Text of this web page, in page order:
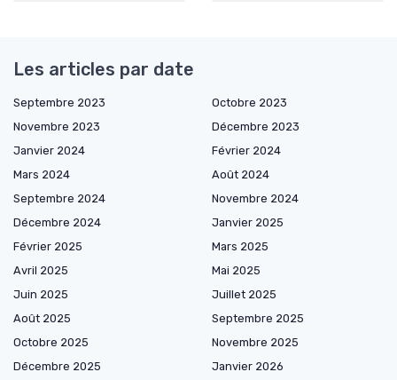
Les articles par date
Septembre 2023
Octobre 2023
Novembre 2023
Décembre 2023
Janvier 2024
Février 2024
Mars 2024
Août 2024
Septembre 2024
Novembre 2024
Décembre 2024
Janvier 2025
Février 2025
Mars 2025
Avril 2025
Mai 2025
Juin 2025
Juillet 2025
Août 2025
Septembre 2025
Octobre 2025
Novembre 2025
Décembre 2025
Janvier 2026